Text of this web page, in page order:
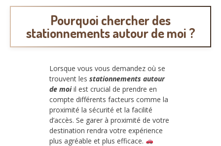
Pourquoi chercher des
stationnements autour de moi ?
Lorsque vous vous demandez où se
trouvent les stationnements autour
de moiil est crucial de prendre en
compte différents facteurs comme la
proximité la sécurité et la facilité
d’accès. Se garer à proximité de votre
destination rendra votre expérience
plus agréable et plus efficace.